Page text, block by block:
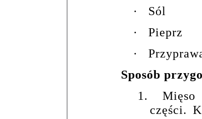
·
Sól
·
Pieprz
·
Sposób
1.
Mięso
części.